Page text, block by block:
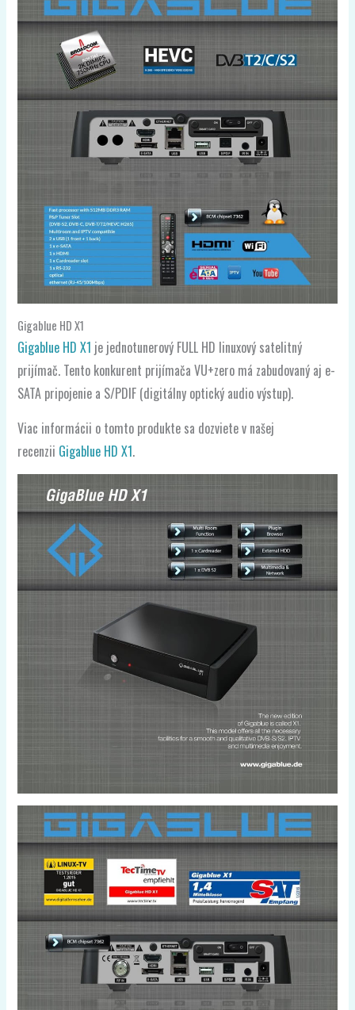
Gigablue HD X1
Gigablue HD X1 je jednotunerový FULL HD linuxový satelitný
prijímač. Tento konkurent prijímača VU+zero má zabudovaný aj e-
SATA pripojenie a S/PDIF (digitálny optický audio výstup).
Viac informácii o tomto produkte sa dozviete v našej
recenzii Gigablue HD X1.